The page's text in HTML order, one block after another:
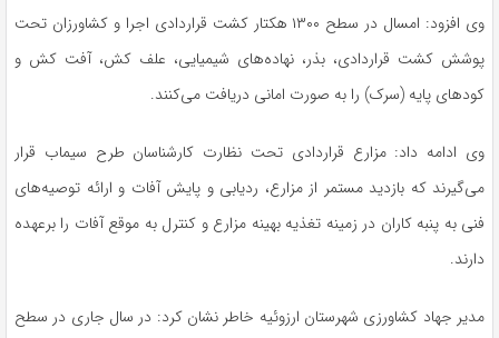
وی افزود: امسال در سطح ۱۳۰۰ هکتار کشت قراردادی اجرا و کشاورزان تحت
پوشش کشت قراردادی، بذر، نهاده‌های شیمیایی، علف کش، آفت کش و
کودهای پایه (سرک) را به صورت امانی دریافت می‌کنند.
وی ادامه داد: مزارع قراردادی تحت نظارت کارشناسان طرح سیماب قرار
می‌گیرند که بازدید مستمر از مزارع، ردیابی و پایش آفات و ارائه توصیه‌های
فنی به پنبه کاران در زمینه تغذیه بهینه مزارع و کنترل به موقع آفات را برعهده
دارند.
مدیر جهاد کشاورزی شهرستان ارزوئیه خاطر نشان کرد: در سال جاری در سطح